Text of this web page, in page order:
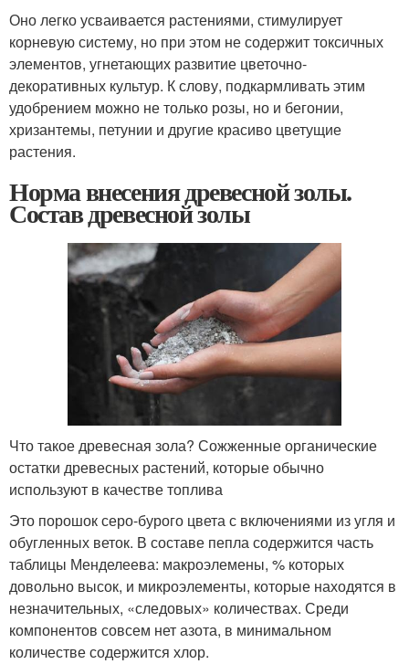
Оно легко усваивается растениями, стимулирует
корневую систему, но при этом не содержит токсичных
элементов, угнетающих развитие цветочно-
декоративных культур. К слову, подкармливать этим
удобрением можно не только розы, но и бегонии,
хризантемы, петунии и другие красиво цветущие
растения.
Норма внесения древесной золы.
Состав древесной золы
Что такое древесная зола? Сожженные органические
остатки древесных растений, которые обычно
используют в качестве топлива
Это порошок серо-бурого цвета с включениями из угля и
обугленных веток. В составе пепла содержится часть
таблицы Менделеева: макроэлемены, % которых
довольно высок, и микроэлементы, которые находятся в
незначительных, «следовых» количествах. Среди
компонентов совсем нет азота, в минимальном
количестве содержится хлор.